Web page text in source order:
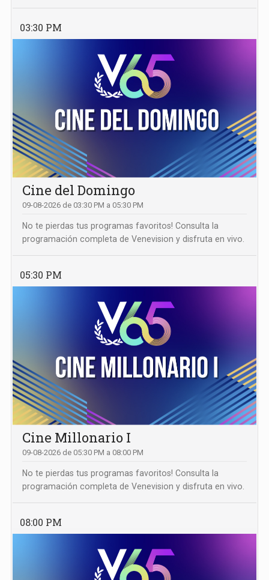
03:30 PM
Cine del Domingo
09-08-2026 de 03:30 PM a 05:30 PM
No te pierdas tus programas favoritos! Consulta la
programación completa de Venevision y disfruta en vivo.
05:30 PM
Cine Millonario I
09-08-2026 de 05:30 PM a 08:00 PM
No te pierdas tus programas favoritos! Consulta la
programación completa de Venevision y disfruta en vivo.
08:00 PM